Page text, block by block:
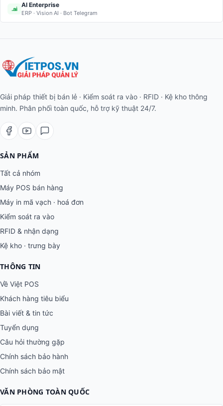
.ai
AI Enterprise
ERP · Vision AI · Bot Telegram
Giải pháp thiết bị bán lẻ · Kiểm soát ra vào · RFID · Kệ kho thông
minh. Phân phối toàn quốc, hỗ trợ kỹ thuật 24/7.
SẢN PHẨM
Tất cả nhóm
Máy POS bán hàng
Máy in mã vạch · hoá đơn
Kiểm soát ra vào
RFID & nhận dạng
Kệ kho · trưng bày
THÔNG TIN
Về Việt POS
Khách hàng tiêu biểu
Bài viết & tin tức
Tuyển dụng
Câu hỏi thường gặp
Chính sách bảo hành
Chính sách bảo mật
VĂN PHÒNG TOÀN QUỐC